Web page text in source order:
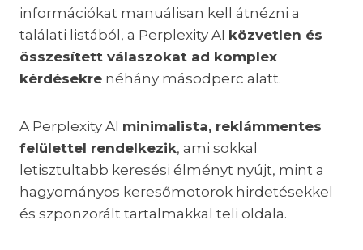
információkat manuálisan kell átnézni a
találati listából, a Perplexity AI közvetlen és
összesített válaszokat ad komplex
kérdésekre néhány másodperc alatt.
A Perplexity AI minimalista, reklámmentes
felülettel rendelkezik, ami sokkal
letisztultabb keresési élményt nyújt, mint a
hagyományos keresőmotorok hirdetésekkel
és szponzorált tartalmakkal teli oldala.